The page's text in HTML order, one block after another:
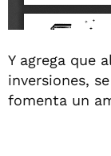
Y agrega que
inversiones,
fomenta un